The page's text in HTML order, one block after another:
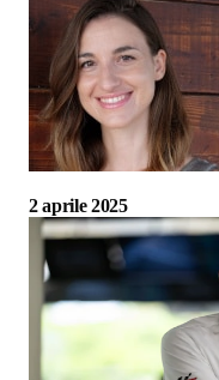
2 aprile 2025